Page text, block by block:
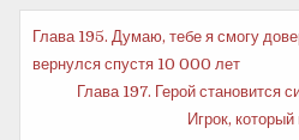
Еще
почитать
Глава 195. Думаю, тебе я смогу
вернулся спустя 10 000 лет
Глава 197. Герой становится
Игрок,